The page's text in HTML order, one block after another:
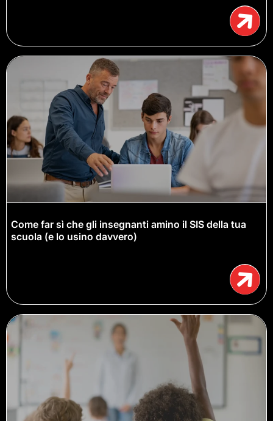
Come far sì che gli insegnanti amino il SIS della tua
scuola (e lo usino davvero)